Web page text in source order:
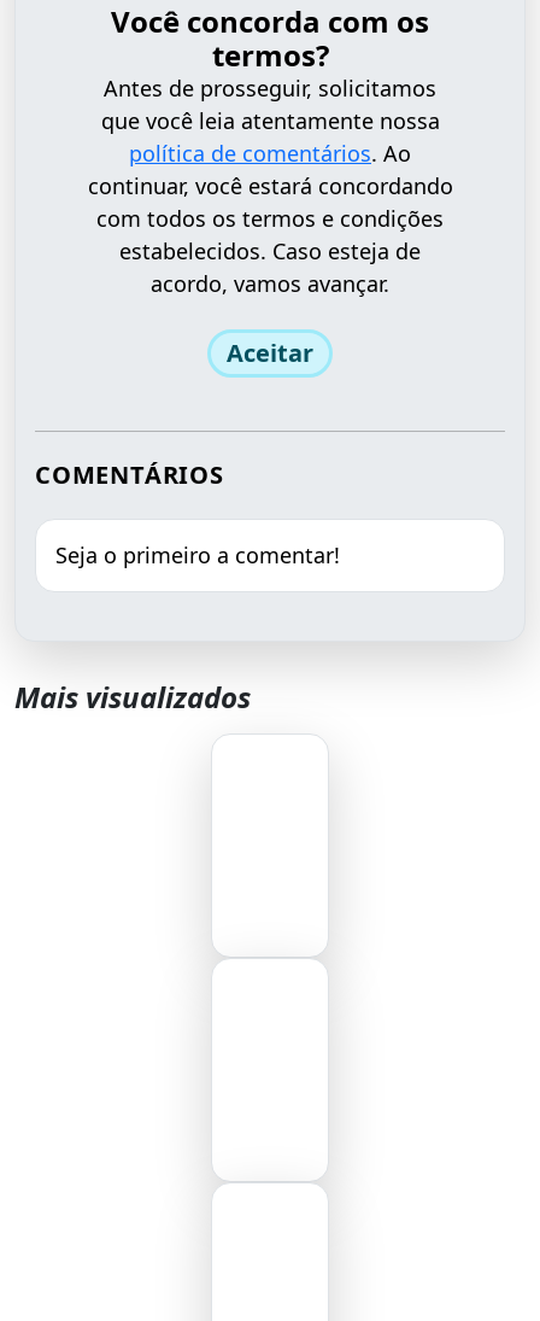
Você concorda com os
termos?
Antes de prosseguir, solicitamos
que você leia atentamente nossa
política de comentários. Ao
continuar, você estará concordando
com todos os termos e condições
estabelecidos. Caso esteja de
acordo, vamos avançar.
Aceitar
COMENTÁRIOS
Seja o primeiro a comentar!
Mais visualizados